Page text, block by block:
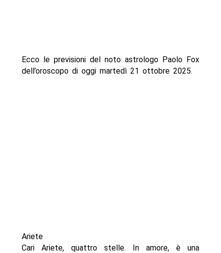
Ecco le previsioni del noto astrologo Paolo Fox
dell’oroscopo di oggi martedì 21 ottobre 2025.
Ariete
Cari Ariete, quattro stelle. In amore, è una